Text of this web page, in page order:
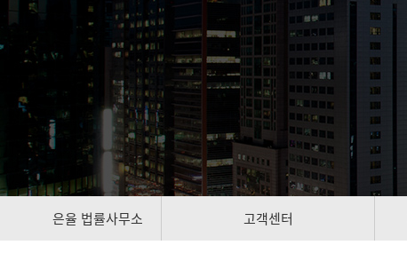
은율 법률사무소 고객센터